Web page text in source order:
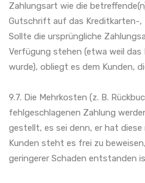
Zahlungsart wie die
Gutschrift auf das Kreditkarten-,
Sollte die ursprüngliche
Verfügung stehen (etwa weil
wurde), obliegt es dem Kunden,
9.7. Die Mehrkosten (z. B.
fehlgeschlagenen Zahlung
gestellt, es sei denn, er hat
Kunden steht es frei zu
geringerer Schaden entstanden